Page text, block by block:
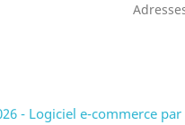
- Logiciel e-commerce